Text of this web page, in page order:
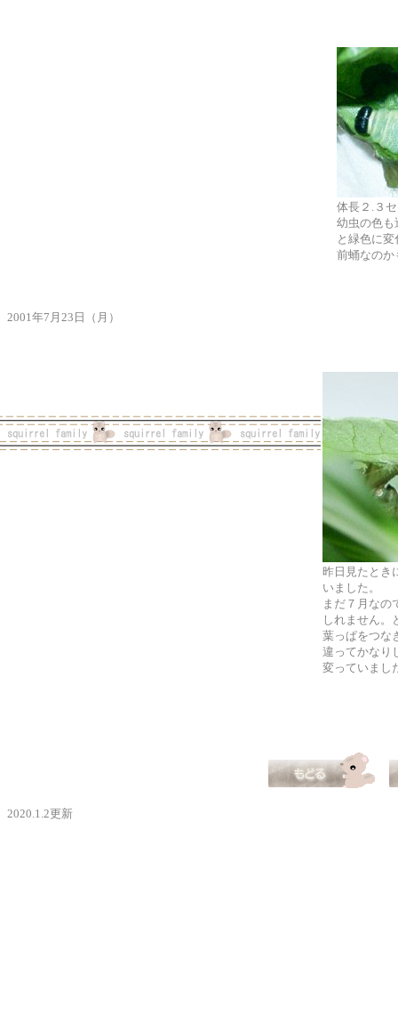
体長２.３
幼虫の色も
と緑色に
前蛹なのか
2001年7月23日（月）
昨日見たとき
いました。
まだ７月なの
しれません。
葉っぱをつな
違ってかなり
変っていまし
2020.1.2更新